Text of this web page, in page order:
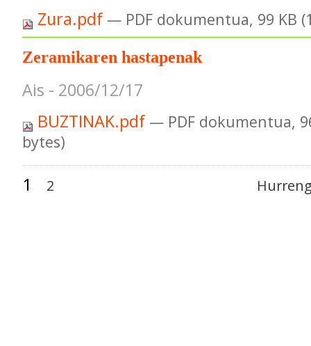
Zura.pdf — PDF dokumentua, 99 KB
Zeramikaren hastapenak
Ais - 2006/12/17
BUZTINAK.pdf — PDF dokumentua,
bytes)
1 2